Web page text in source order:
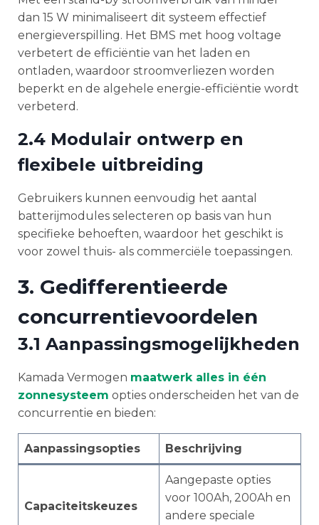
dan 15 W minimaliseert dit systeem effectief
energieverspilling. Het BMS met hoog voltage
verbetert de efficiëntie van het laden en
ontladen, waardoor stroomverliezen worden
beperkt en de algehele energie-efficiëntie wordt
verbeterd.
2.4 Modulair ontwerp en
flexibele uitbreiding
Gebruikers kunnen eenvoudig het aantal
batterijmodules selecteren op basis van hun
specifieke behoeften, waardoor het geschikt is
voor zowel thuis- als commerciële toepassingen.
3. Gedifferentieerde
concurrentievoordelen
3.1 Aanpassingsmogelijkheden
Kamada Vermogen maatwerk alles in één
zonnesysteem opties onderscheiden het van de
concurrentie en bieden:
Aanpassingsopties Beschrijving
Capaciteitskeuzes
Aangepaste opties
voor 100Ah, 200Ah en
andere speciale